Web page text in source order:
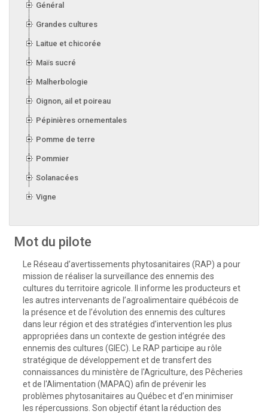
Général
Grandes cultures
Laitue et chicorée
Maïs sucré
Malherbologie
Oignon, ail et poireau
Pépinières ornementales
Pomme de terre
Pommier
Solanacées
Vigne
Mot du pilote
Le Réseau d’avertissements phytosanitaires (RAP) a pour
mission de réaliser la surveillance des ennemis des
cultures du territoire agricole. Il informe les producteurs et
les autres intervenants de l’agroalimentaire québécois de
la présence et de l’évolution des ennemis des cultures
dans leur région et des stratégies d’intervention les plus
appropriées dans un contexte de gestion intégrée des
ennemis des cultures (GIEC). Le RAP participe au rôle
stratégique de développement et de transfert des
connaissances du ministère de l'Agriculture, des Pêcheries
et de l'Alimentation (MAPAQ) afin de prévenir les
problèmes phytosanitaires au Québec et d’en minimiser
les répercussions. Son objectif étant la réduction des